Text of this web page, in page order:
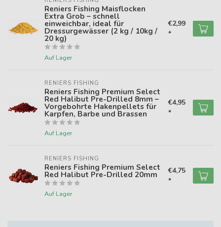
Reniers Fishing Maisflocken
Extra Grob – schnell
einweichbar, ideal für
Dressurgewässer (2 kg / 10kg /
20 kg)
Auf Lager
€2,99
*
RENIERS FISHING
Reniers Fishing Premium Select
Red Halibut Pre-Drilled 8mm –
Vorgebohrte Hakenpellets für
Karpfen, Barbe und Brassen
Auf Lager
€4,95
*
RENIERS FISHING
Reniers Fishing Premium Select
Red Halibut Pre-Drilled 20mm
Auf Lager
€4,75
*